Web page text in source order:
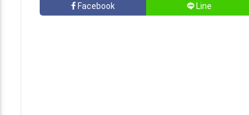
Facebook Line